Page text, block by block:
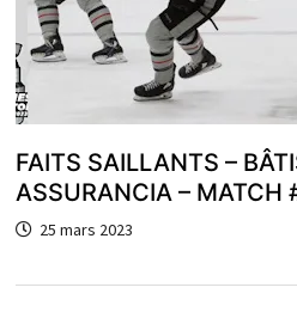
FAITS SAILLANTS –
ASSURANCIA – MATCH
25 mars 2023